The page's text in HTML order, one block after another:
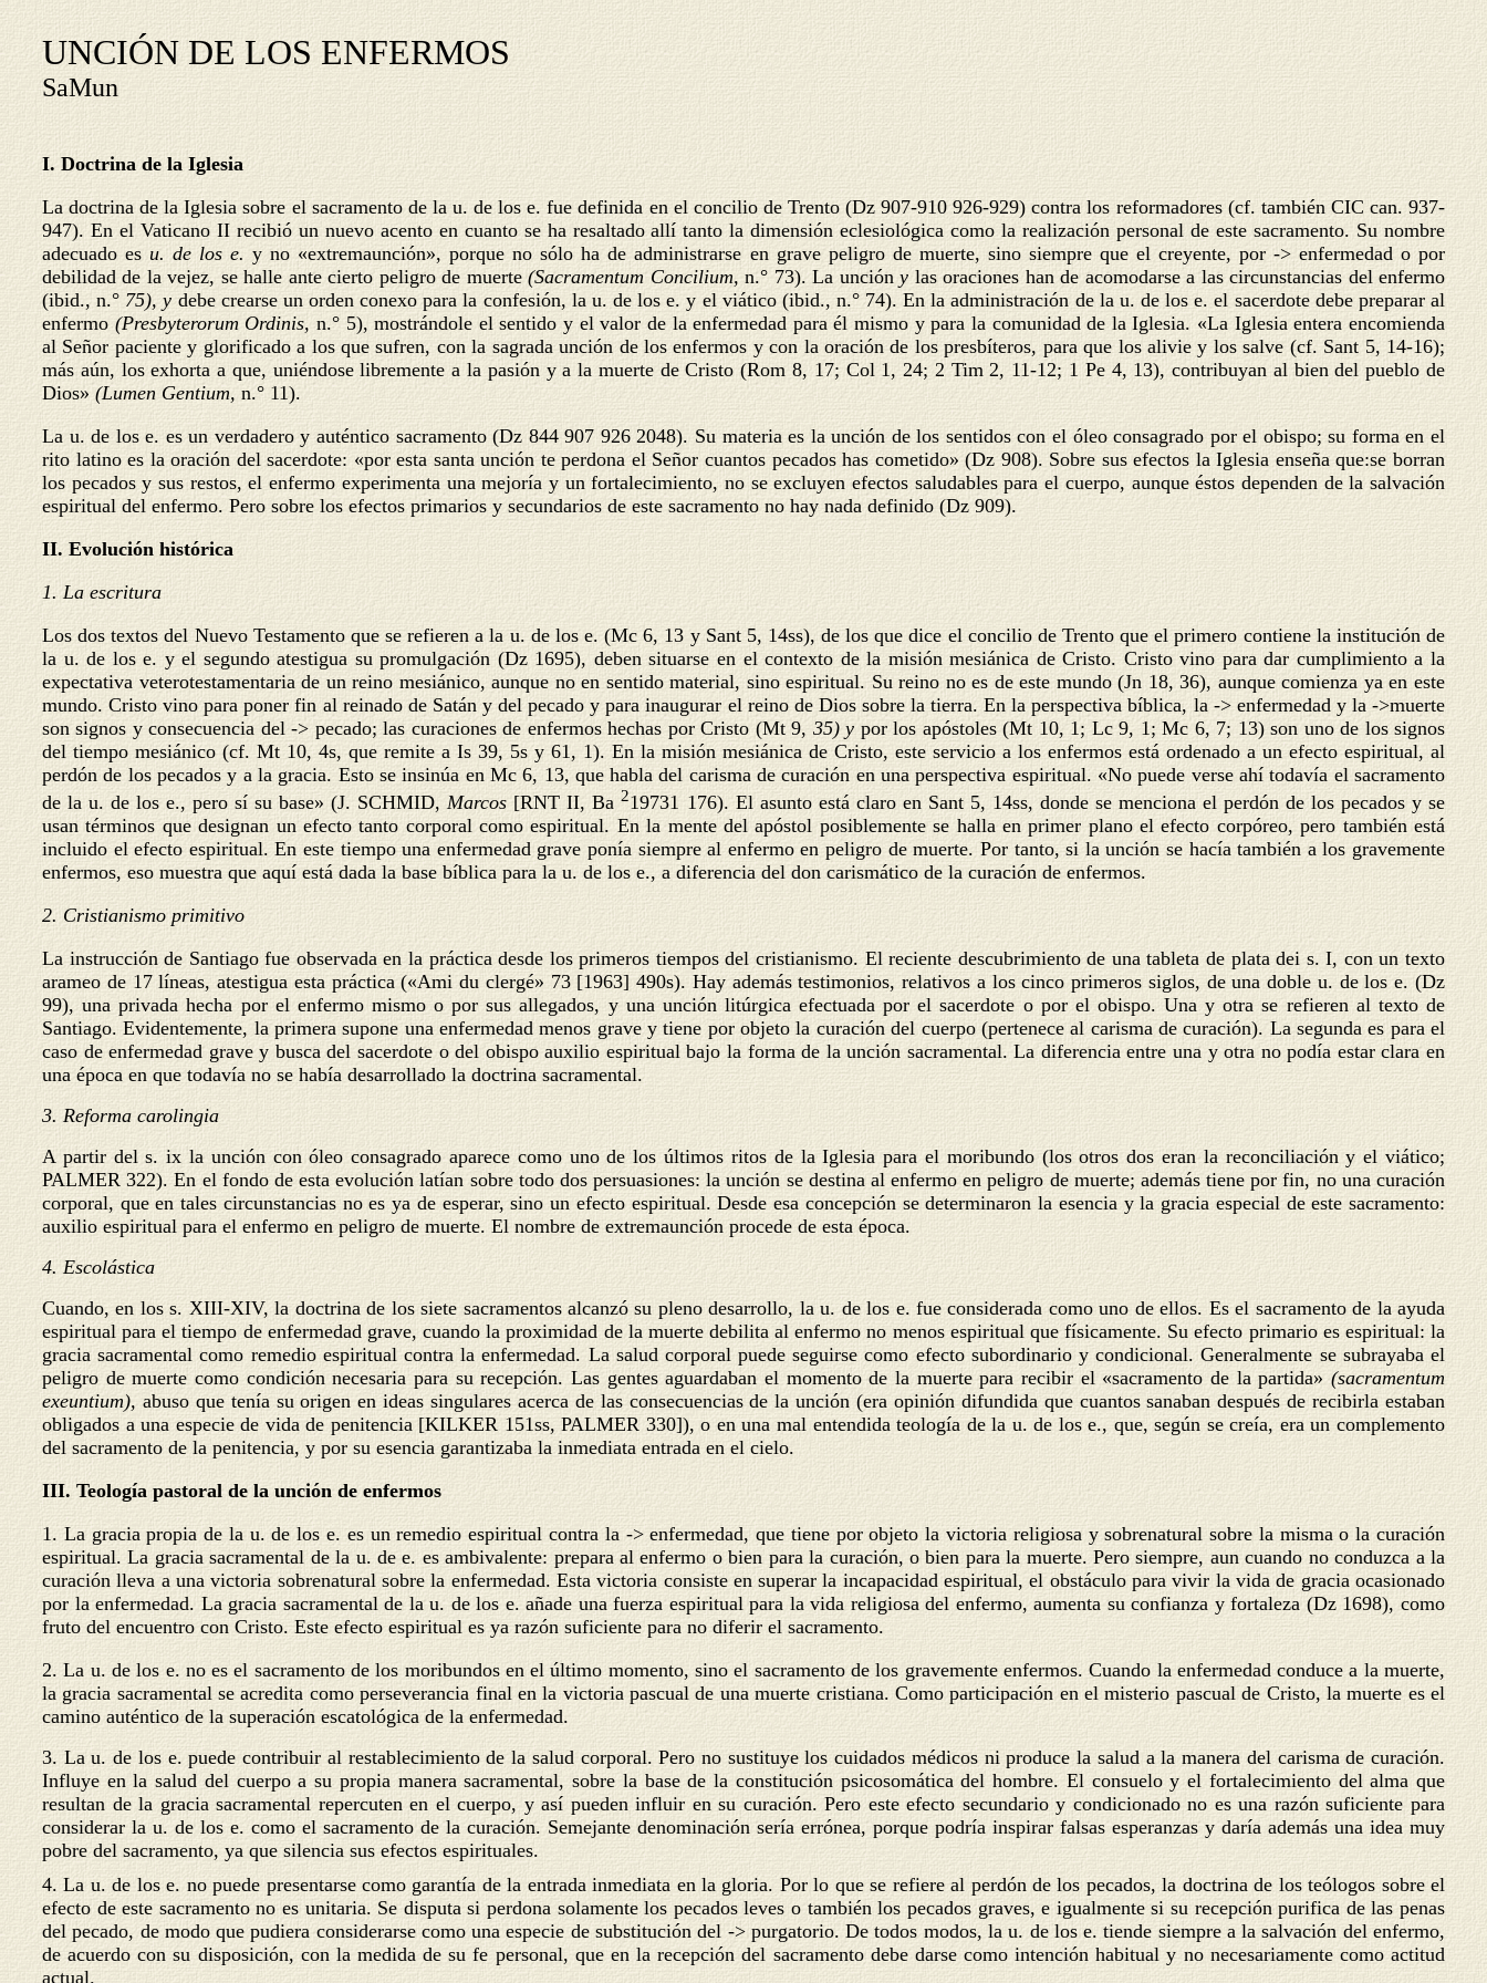
UNCIÓN DE LOS ENFERMOS
SaMun
I. Doctrina de la Iglesia
La doctrina de la Iglesia sobre el sacramento de la u. de los e. fue definida en el concilio de Trento (Dz 907-910 926-929) contra los reformadores (cf. también CIC can. 937-
947). En el Vaticano II recibió un nuevo acento en cuanto se ha resaltado allí tanto la dimensión eclesiológica como la realización personal de este sacramento. Su nombre
adecuado es u. de los e.y no «extremaunción», porque no sólo ha de administrarse en grave peligro de muerte, sino siempre que el creyente, por -> enfermedad o por
debilidad de la vejez, se halle ante cierto peligro de muerte(Sacramentum Concilium,n.° 73). La uncióny las oraciones han de acomodarse a las circunstancias del enfermo
(ibid., n.° 75), ydebe crearse un orden conexo para la confesión, la u. de los e. y el viático (ibid., n.° 74). En la administración de la u. de los e. el sacerdote debe preparar al
enfermo(Presbyterorum Ordinis,n.° 5), mostrándole el sentido y el valor de la enfermedad para él mismo y para la comunidad de la Iglesia. «La Iglesia entera encomienda
al Señor paciente y glorificado a los que sufren, con la sagrada unción de los enfermos y con la oración de los presbíteros, para que los alivie y los salve (cf. Sant 5, 14-16);
más aún, los exhorta a que, uniéndose libremente a la pasión y a la muerte de Cristo (Rom 8, 17; Col 1, 24; 2 Tim 2, 11-12; 1 Pe 4, 13), contribuyan al bien del pueblo de
Dios» (Lumen Gentium, n.° 11).
La u. de los e. es un verdadero y auténtico sacramento (Dz 844 907 926 2048). Su materia es la unción de los sentidos con el óleo consagrado por el obispo; su forma en el
rito latino es la oración del sacerdote: «por esta santa unción te perdona el Señor cuantos pecados has cometido» (Dz 908). Sobre sus efectos la Iglesia enseña que:se borran
los pecados y sus restos, el enfermo experimenta una mejoría y un fortalecimiento, no se excluyen efectos saludables para el cuerpo, aunque éstos dependen de la salvación
espiritual del enfermo. Pero sobre los efectos primarios y secundarios de este sacramento no hay nada definido (Dz 909).
II. Evolución histórica
1. La escritura
Los dos textos del Nuevo Testamento que se refieren a la u. de los e. (Mc 6, 13 y Sant 5, 14ss), de los que dice el concilio de Trento que el primero contiene la institución de
la u. de los e. y el segundo atestigua su promulgación (Dz 1695), deben situarse en el contexto de la misión mesiánica de Cristo. Cristo vino para dar cumplimiento a la
expectativa veterotestamentaria de un reino mesiánico, aunque no en sentido material, sino espiritual. Su reino no es de este mundo (Jn 18, 36), aunque comienza ya en este
mundo. Cristo vino para poner fin al reinado de Satán y del pecado y para inaugurar el reino de Dios sobre la tierra. En la perspectiva bíblica, la -> enfermedad y la ->muerte
son signos y consecuencia del -> pecado; las curaciones de enfermos hechas por Cristo (Mt 9, 35) y por los apóstoles (Mt 10, 1; Lc 9, 1; Mc 6, 7; 13) son uno de los signos
del tiempo mesiánico (cf. Mt 10, 4s, que remite a Is 39, 5s y 61, 1). En la misión mesiánica de Cristo, este servicio a los enfermos está ordenado a un efecto espiritual, al
perdón de los pecados y a la gracia. Esto se insinúa en Mc 6, 13, que habla del carisma de curación en una perspectiva espiritual. «No puede verse ahí todavía el sacramento
de la u. de los e., pero sí su base» (J. SCHMID,Marcos [RNT II, Ba219731 176). El asunto está claro en Sant 5, 14ss, donde se menciona el perdón de los pecados y se
usan términos que designan un efecto tanto corporal como espiritual. En la mente del apóstol posiblemente se halla en primer plano el efecto corpóreo, pero también está
incluido el efecto espiritual. En este tiempo una enfermedad grave ponía siempre al enfermo en peligro de muerte. Por tanto, si la unción se hacía también a los gravemente
enfermos, eso muestra que aquí está dada la base bíblica para la u. de los e., a diferencia del don carismático de la curación de enfermos.
2. Cristianismo primitivo
La instrucción de Santiago fue observada en la práctica desde los primeros tiempos del cristianismo. El reciente descubrimiento de una tableta de plata dei s.I, con un texto
arameo de 17 líneas, atestigua esta práctica («Ami du clergé» 73 [1963] 490s). Hay además testimonios, relativos a los cinco primeros siglos, de una doble u. de los e. (Dz
99), una privada hecha por el enfermo mismo o por sus allegados, y una unción litúrgica efectuada por el sacerdote o por el obispo. Una y otra se refieren al texto de
Santiago. Evidentemente, la primera supone una enfermedad menos grave y tiene por objeto la curación del cuerpo (pertenece al carisma de curación). La segunda es para el
caso de enfermedad grave y busca del sacerdote o del obispo auxilio espiritual bajo la forma de la unción sacramental. La diferencia entre una y otra no podía estar clara en
una época en que todavía no se había desarrollado la doctrina sacramental.
3. Reforma carolingia
A partir del s. ix la unción con óleo consagrado aparece como uno de los últimos ritos de la Iglesia para el moribundo (los otros dos eran la reconciliación y el viático;
PALMER 322). En el fondo de esta evolución latían sobre todo dos persuasiones: la unción se destina al enfermo en peligro de muerte; además tiene por fin, no una curación
corporal, que en tales circunstancias no es ya de esperar, sino un efecto espiritual. Desde esa concepción se determinaron la esencia y la gracia especial de este sacramento:
auxilio espiritual para el enfermo en peligro de muerte. El nombre de extremaunción procede de esta época.
4. Escolástica
Cuando, en los s. XIII-XIV, la doctrina de los siete sacramentos alcanzó su pleno desarrollo, la u. de los e. fue considerada como uno de ellos. Es el sacramento de la ayuda
espiritual para el tiempo de enfermedad grave, cuando la proximidad de la muerte debilita al enfermo no menos espiritual que físicamente. Su efecto primario es espiritual: la
gracia sacramental como remedio espiritual contra la enfermedad. La salud corporal puede seguirse como efecto subordinario y condicional. Generalmente se subrayaba el
peligro de muerte como condición necesaria para su recepción. Las gentes aguardaban el momento de la muerte para recibir el «sacramento de la partida»(sacramentum
exeuntium), abuso que tenía su origen en ideas singulares acerca de las consecuencias de la unción (era opinión difundida que cuantos sanaban después de recibirla estaban
obligados a una especie de vida de penitencia [KILKER 151ss, PALMER 330]), o en una mal entendida teología de la u. de los e., que, según se creía, era un complemento
del sacramento de la penitencia, y por su esencia garantizaba la inmediata entrada en el cielo.
III. Teología pastoral de la unción de enfermos
1. La gracia propia de la u. de los e. es un remedio espiritual contra la -> enfermedad, que tiene por objeto la victoria religiosa y sobrenatural sobre la misma o la curación
espiritual. La gracia sacramental de la u. de e. es ambivalente: prepara al enfermo o bien para la curación, o bien para la muerte. Pero siempre, aun cuando no conduzca a la
curación lleva a una victoria sobrenatural sobre la enfermedad. Esta victoria consiste en superar la incapacidad espiritual, el obstáculo para vivir la vida de gracia ocasionado
por la enfermedad. La gracia sacramental de la u. de los e. añade una fuerza espiritual para la vida religiosa del enfermo, aumenta su confianza y fortaleza (Dz 1698), como
fruto del encuentro con Cristo. Este efecto espiritual es ya razón suficiente para no diferir el sacramento.
2. La u. de los e. no es el sacramento de los moribundos en el último momento,sino el sacramento de los gravemente enfermos. Cuando la enfermedad conduce a la muerte,
la gracia sacramental se acredita como perseverancia final en la victoria pascual de una muerte cristiana. Como participación en el misterio pascual de Cristo, la muerte es el
camino auténtico de la superación escatológica de la enfermedad.
3. La u. de los e. puede contribuir al restablecimiento de la salud corporal. Pero no sustituye los cuidados médicos ni produce la salud a la manera del carisma de curación.
Influye en la salud del cuerpo a su propia manera sacramental, sobre la base de la constitución psicosomática del hombre. El consuelo y el fortalecimiento del alma que
resultan de la gracia sacramental repercuten en el cuerpo, y así pueden influir en su curación. Pero este efecto secundario y condicionado no es una razón suficiente para
considerar la u. de los e. como el sacramento de la curación. Semejante denominación sería errónea, porque podría inspirar falsas esperanzas y daría además una idea muy
pobre del sacramento, ya que silencia sus efectos espirituales.
4. La u. de los e. no puede presentarse como garantía de la entrada inmediata en la gloria. Por lo que se refiere al perdón de los pecados, la doctrina de los teólogos sobre el
efecto de este sacramento no es unitaria. Se disputa si perdona solamente los pecados leves o también los pecados graves, e igualmente si su recepción purifica de las penas
del pecado, de modo que pudiera considerarse como una especie de substitución del -> purgatorio. De todos modos, la u. de los e. tiende siempre a la salvación del enfermo,
de acuerdo con su disposición, con la medida de su fe personal, que en la recepción del sacramento debe darse como intención habitual y no necesariamente como actitud
actual.